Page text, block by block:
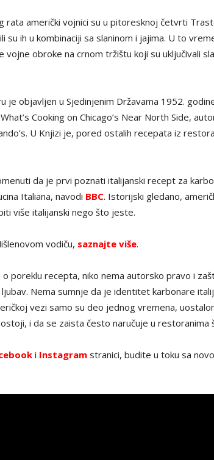
rata američki vojnici su u pitoresknoj četvrti
su ih u kombinaciji sa slaninom i jajima. U to
vojne obroke na crnom tržištu koji su uključivali
je objavljen u Sjedinjenim Državama 1952.
Cooking on Chicago’s Near North Side,
U Knjizi je, pored ostalih recepata iz
da je prvi poznati italijanski recept za
Italiana, navodi BBC. Istorijski gledano,
više italijanski nego što jeste.
vodiču, saznajte više.
poreklu recepta, niko nema autorsko pravo i
Nema sumnje da je identitet karbonare
vezi samo su deo jednog vremena,
i da se zaista često naručuje u restoranima
i Instagram stranici, budite u toku sa